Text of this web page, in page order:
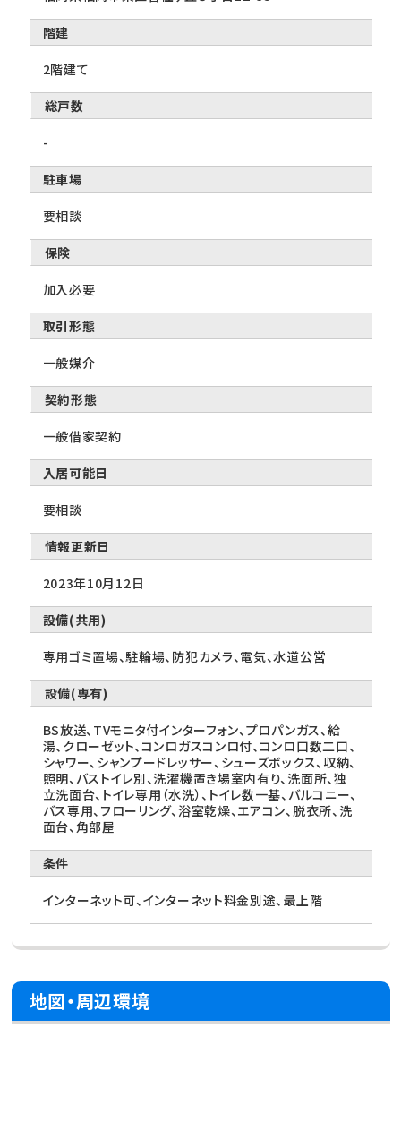
階建
2階建て
総戸数
-
駐車場
要相談
保険
加入必要
取引形態
一般媒介
契約形態
一般借家契約
入居可能日
要相談
情報更新日
2023年10月12日
設備(共用)
専用ゴミ置場、駐輪場、防犯カメラ、電気、水道公営
設備(専有)
BS放送、TVモニタ付インターフォン、プロパンガス、給
湯、クローゼット、コンロガスコンロ付、コンロ口数二口、
シャワー、シャンプードレッサー、シューズボックス、収納、
照明、バストイレ別、洗濯機置き場室内有り、洗面所、独
立洗面台、トイレ専用（水洗）、トイレ数一基、バルコニー、
バス専用、フローリング、浴室乾燥、エアコン、脱衣所、洗
面台、角部屋
条件
インターネット可、インターネット料金別途、最上階
地図・周辺環境